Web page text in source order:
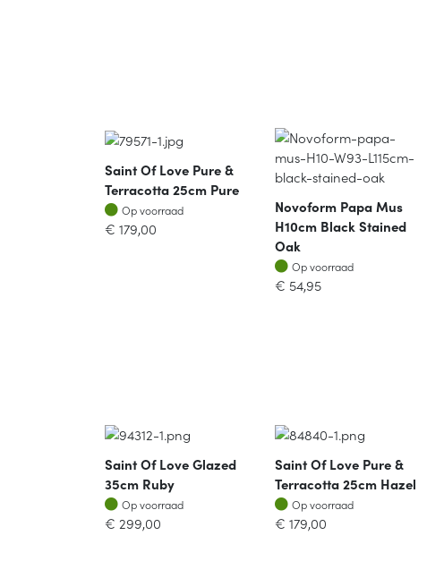
Saint Of Love Pure &
Terracotta 25cm Pure
Op voorraad
Op voorraad
€ 179,00
Novoform Papa Mus
H10cm Black Stained
Oak
Op voorraad
Op voorraad
€ 54,95
Saint Of Love Glazed
35cm Ruby
Op voorraad
Op voorraad
€ 299,00
Saint Of Love Pure &
Terracotta 25cm Hazel
Op voorraad
Op voorraad
€ 179,00